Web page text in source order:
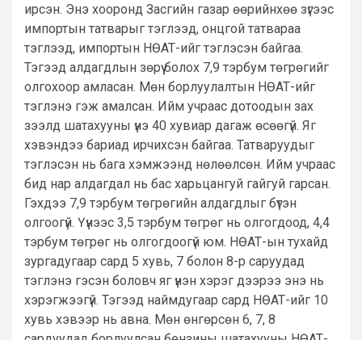
ирсэн. Энэ хооронд Засгийн газар өөрийнхөө зүгээс
импортын татварыг тэглээд, онцгой татвараа
тэглээд, импортын НӨАТ-ийг тэглэсэн байгаа.
Тэгээд алдагдлын зөрүү болох 7,9 тэрбум төгрөгийг
олгохоор амласан. Мөн борлуулалтын НӨАТ-ийг
тэглэнэ гэж амалсан. Ийм учраас дотоодын зах
зээлд шатахууны үнэ 40 хувиар дагаж өсөөгүй. Яг
хэвэндээ бариад ирчихсэн байгаа. Татваруудыг
тэглэсэн нь бага хэмжээнд нөлөөлсөн. Ийм учраас
бид нар алдагдал нь бас харьцангуй гайгуй гарсан.
Гэхдээ 7,9 тэрбум төгрөгийн алдагдлыг бүтэн
олгоогүй. Үүнээс 3,5 тэрбум төгрөг нь олгогдоод, 4,4
тэрбум төгрөг нь олгогдоогүй юм. НӨАТ-ын тухайд
зургадугаар сард 5 хувь, 7 болон 8-р саруудад
тэглэнэ гэсэн боловч яг үнэн хэрэг дээрээ энэ нь
хэрэгжээгүй. Тэгээд наймдугаар сард НӨАТ-ийг 10
хувь хэвээр нь авна. Мөн өнгөрсөн 6, 7, 8